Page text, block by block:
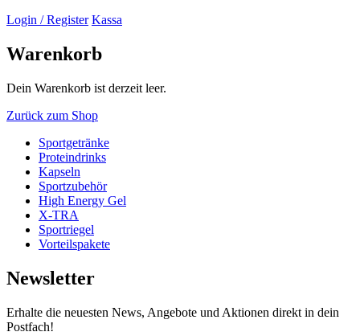
Login / Register Kassa
Warenkorb
Dein Warenkorb ist derzeit leer.
Zurück zum Shop
Sportgetränke
Proteindrinks
Kapseln
Sportzubehör
High Energy Gel
X-TRA
Sportriegel
Vorteilspakete
Newsletter
Erhalte die neuesten News, Angebote und Aktionen direkt in dein
Postfach!